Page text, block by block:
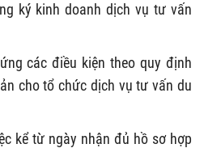
ký kinh doanh dịch vụ tư vấn
các điều kiện theo quy định
cho tổ chức dịch vụ tư vấn du
kể từ ngày nhận đủ hồ sơ hợp